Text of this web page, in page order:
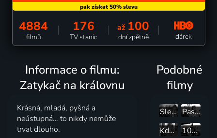
4884
filmů
176
TV stanic
až 100
dní zpětně dárek
Informace o filmu:
Zatykač na královnu
Krásná, mladá, pyšná a
neústupná… to nikdy nemůže
trvat dlouho.
Podobné
filmy
Slečny přijdou později
Past na kachnu
Kde alibi nestačí
105 % alibi